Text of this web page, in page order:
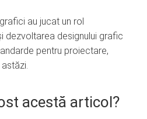
au jucat un rol
dezvoltarea designului grafic
pentru proiectare,
acestă articol?